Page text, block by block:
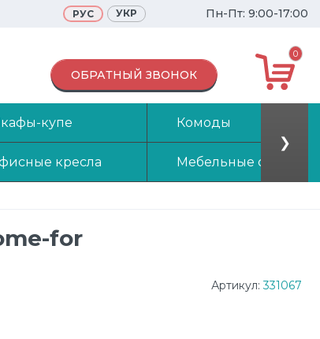
РУС УКР Пн-Пт: 9:00-17:00
ОБРАТНЫЙ ЗВОНОК
0
купе Комоды
кресла Мебельные стенки
❯
for
Артикул:331067